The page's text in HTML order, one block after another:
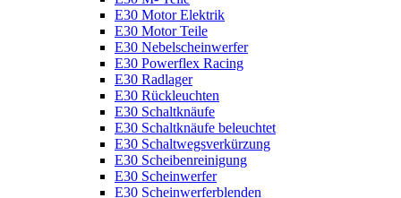
E30 Motor Elektrik
E30 Motor Teile
E30 Nebelscheinwerfer
E30 Powerflex Racing
E30 Radlager
E30 Rückleuchten
E30 Schaltknäufe
E30 Schaltknäufe beleuchtet
E30 Schaltwegsverkürzung
E30 Scheibenreinigung
E30 Scheinwerfer
E30 Scheinwerferblenden